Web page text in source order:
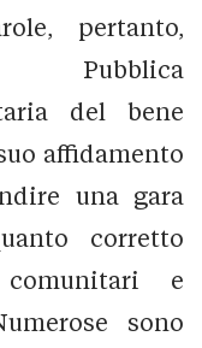
pertanto,
del bene
affidamento
una gara
corretto
e
sono